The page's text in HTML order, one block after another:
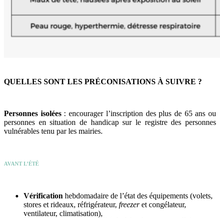
QUELLES SONT LES PRÉCONISATIONS À SUIVRE ?
Personnes isolées : encourager l’inscription des plus de 65 ans ou
personnes en situation de handicap sur le registre des personnes
vulnérables tenu par les mairies.
AVANT L’ÉTÉ
Vérification hebdomadaire de l’état des équipements (volets,
stores et rideaux, réfrigérateur, freezeret congélateur,
ventilateur, climatisation),